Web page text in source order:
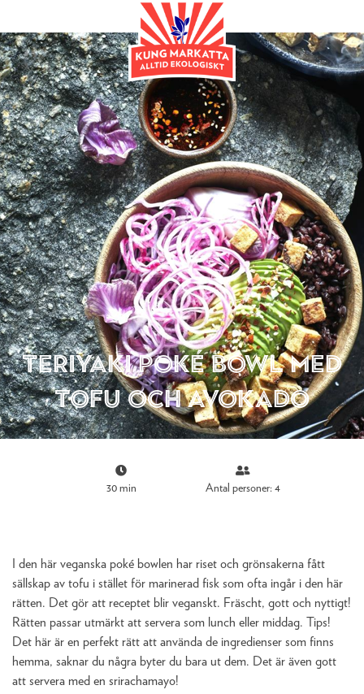
Teriyaki poké bowl med
tofu och avokado
Huvudrätt
30 min Antal personer: 4
I den här veganska poké bowlen har riset och grönsakerna fått
sällskap av tofu i stället för marinerad fisk som ofta ingår i den här
rätten. Det gör att receptet blir veganskt. Fräscht, gott och nyttigt!
Rätten passar utmärkt att servera som lunch eller middag. Tips!
Det här är en perfekt rätt att använda de ingredienser som finns
hemma, saknar du några byter du bara ut dem. Det är även gott
att servera med en srirachamayo!